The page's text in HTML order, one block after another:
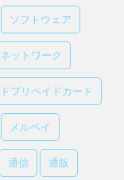
ソフトウェア
ネットワーク
プリペイドカード
メルペイ
通信 通販